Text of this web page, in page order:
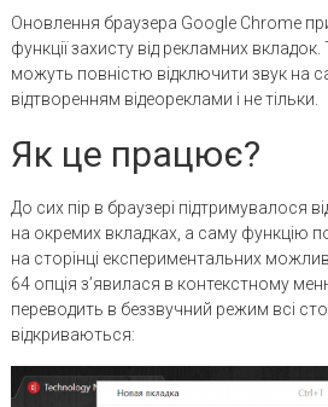
Оновлення браузера Google Chrome
функції захисту від рекламних
можуть повністю відключити звук на
відтворенням відеореклами і не тільки.
Як це працює?
До сих пір в браузері підтримувалося
на окремих вкладках, а саму функцію
на сторінці експериментальних
64 опція з’явилася в контекстному
переводить в беззвучний режим всі
відкриваються: